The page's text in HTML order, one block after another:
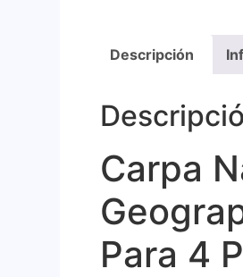
Descripción
Carpa
Para 4